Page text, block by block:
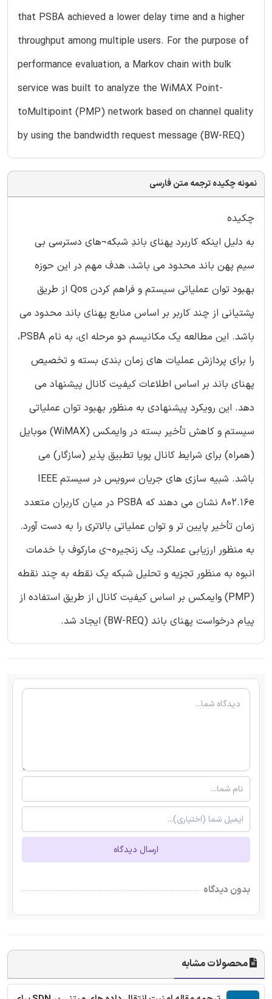
that PSBA achieved a lower delay time and a higher
throughput among multiple users. For the purpose of
performance evaluation, a Markov chain with bulk
service was built to analyze the WiMAX Point-
toMultipoint (PMP) network based on channel quality
by using the bandwidth request message (BW-REQ)
نمونه چکیده ترجمه متن فارسی
چکیده
به دلیل اینکه کاربرد پهنای باندِ شبکه¬های دسترسی بی
سیم پهن باند محدود می باشد، هدف مهم در این حوزه
بهبود توان عملیاتی سیستم و فراهم کردن Qos از طریق
پشتیانی از چند کاربر بر اساس منابع پهنای باند محدود می
باشد. این مطالعه یک مکانیسم دو مرحله ای، به نام PSBA،
را برای پردازش عملیات های زمان بندی بسته و تخصیص
پهنای باند بر اساس اطلاعات کیفیت کانال پیشنهاد می
دهد. این رویکرد پیشنهادی به منظور بهبود توان عملیاتی
سیستم و کاهش تأخیر بسته در وایمکس (WiMAX) موبایل
(همراه) برای شرایط کانال پویا تطبیق پذیر (سازگار) می
باشد. شبیه سازی های جریان سرویس در سیستم IEEE
802.16e نشان می دهند که PSBA در میان کاربران متعدد
زمان تأخیر پایین تر و توان عملیاتی بالاتری را به دست آورد.
به منظور ارزیابی عملکرد، یک زنجیره¬ی مارکوف با خدمات
انبوه به منظور تجزیه و تحلیل شبکه یک نقطه به چند نقطه
(PMP) وایمکس بر اساس کیفیت کانال از طریق استفاده از
پیام درخواست پهنای باند (BW-REQ) ایجاد شد.
ارسال دیدگاه
بدون دیدگاه
محصولات مشابه